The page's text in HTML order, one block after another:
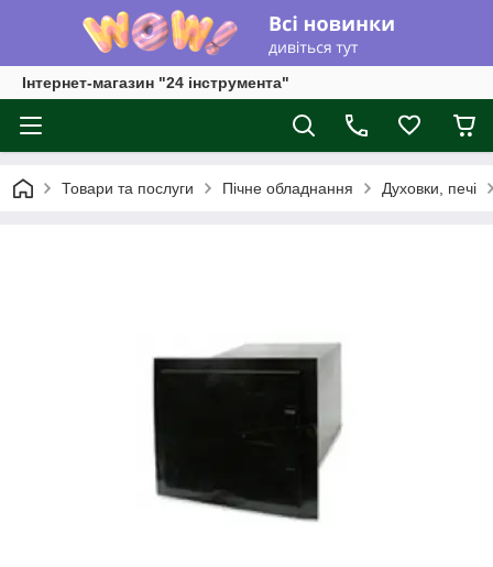
Інтернет-магазин "24 інструмента"
Товари та послуги Пічне обладнання Духовки, печі